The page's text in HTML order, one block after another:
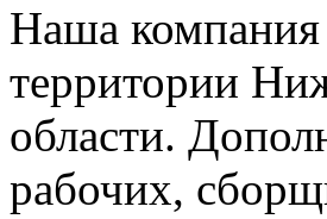
Наша компания
территории
области.
рабочих,